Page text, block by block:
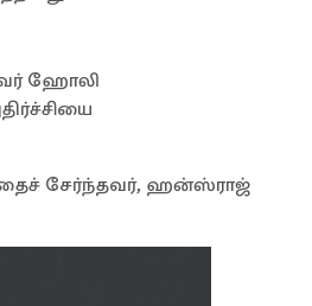
ஹோலி
சேர்ந்தவர், ஹன்ஸ்ராஜ்